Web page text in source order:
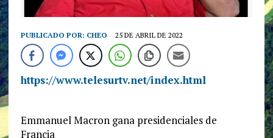
PUBLICADO POR: CHEO 25 DE ABRIL DE 2022
https://www.telesurtv.net/index.html
Emmanuel Macron gana presidenciales de
Francia